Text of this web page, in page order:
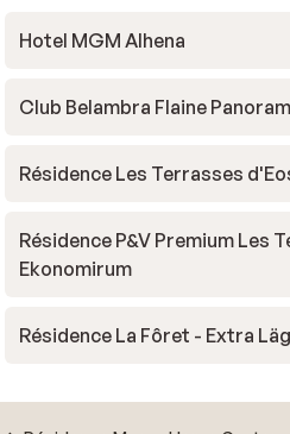
Hotel MGM Alhena
Club Belambra Flaine
Résidence Les Terrasses
Résidence P&V Premium Les
Ekonomirum
Résidence La Fôret - Extra